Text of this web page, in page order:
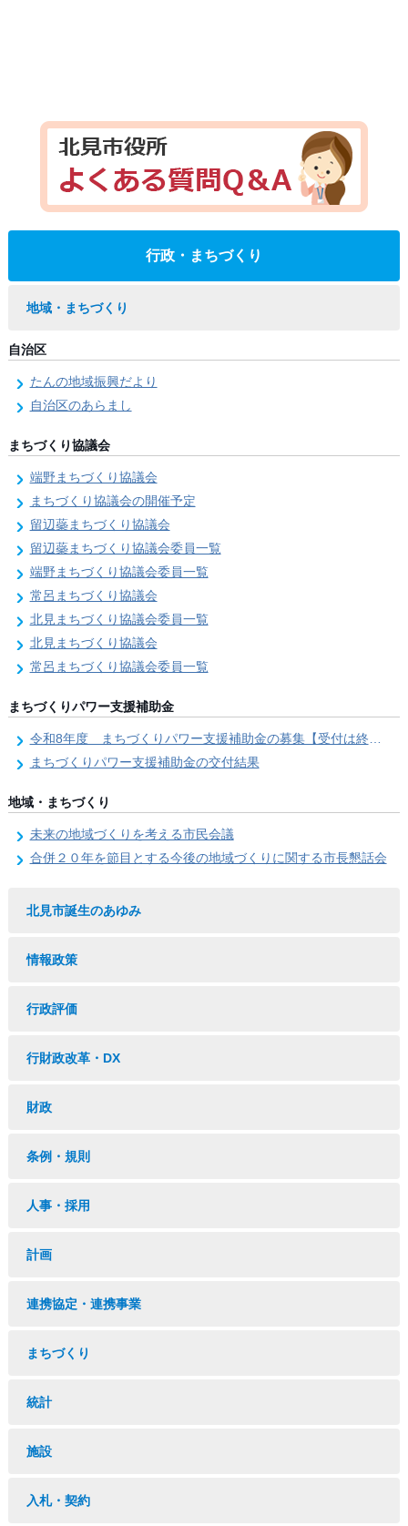
行政・まちづくり
地域・まちづくり
自治区
たんの地域振興だより
自治区のあらまし
まちづくり協議会
端野まちづくり協議会
まちづくり協議会の開催予定
留辺蘂まちづくり協議会
留辺蘂まちづくり協議会委員一覧
端野まちづくり協議会委員一覧
常呂まちづくり協議会
北見まちづくり協議会委員一覧
北見まちづくり協議会
常呂まちづくり協議会委員一覧
まちづくりパワー支援補助金
令和8年度 まちづくりパワー支援補助金の募集【受付は終了しました。】
まちづくりパワー支援補助金の交付結果
地域・まちづくり
未来の地域づくりを考える市民会議
合併２０年を節目とする今後の地域づくりに関する市長懇話会
北見市誕生のあゆみ
情報政策
行政評価
行財政改革・DX
財政
条例・規則
人事・採用
計画
連携協定・連携事業
まちづくり
統計
施設
入札・契約